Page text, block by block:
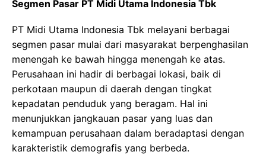
Segmen Pasar PT Midi Utama Indonesia Tbk
PT Midi Utama Indonesia Tbk melayani berbagai
segmen pasar mulai dari masyarakat berpenghasilan
menengah ke bawah hingga menengah ke atas.
Perusahaan ini hadir di berbagai lokasi, baik di
perkotaan maupun di daerah dengan tingkat
kepadatan penduduk yang beragam. Hal ini
menunjukkan jangkauan pasar yang luas dan
kemampuan perusahaan dalam beradaptasi dengan
karakteristik demografis yang berbeda.